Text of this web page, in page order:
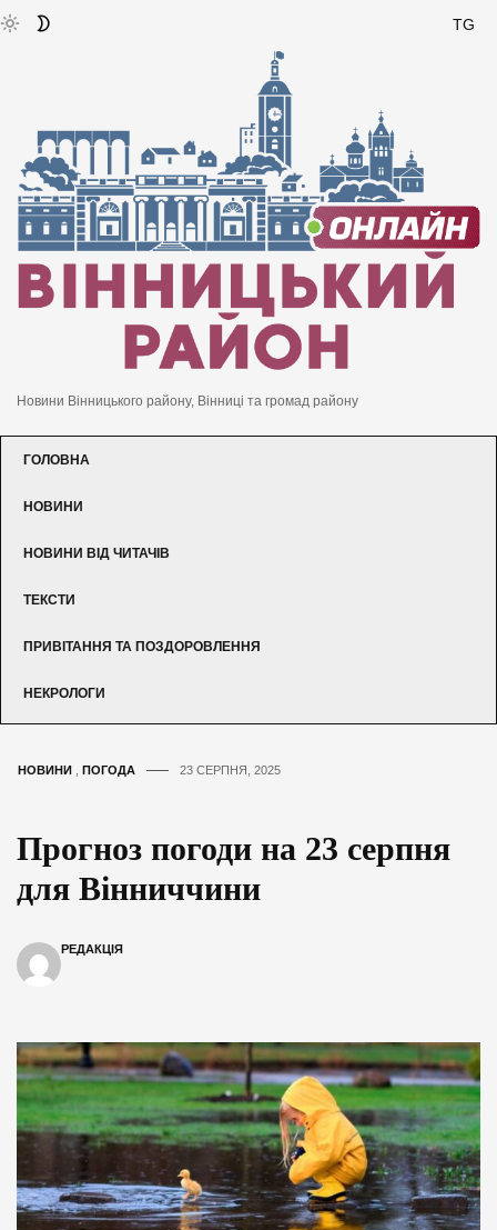
TG
Новини Вінницького району, Вінниці та громад району
ГОЛОВНА
НОВИНИ
НОВИНИ ВІД ЧИТАЧІВ
ТЕКСТИ
ПРИВІТАННЯ ТА ПОЗДОРОВЛЕННЯ
НЕКРОЛОГИ
НОВИНИ ПОГОДА 23 СЕРПНЯ, 2025
Прогноз погоди на 23 серпня
для Вінниччини
РЕДАКЦІЯ